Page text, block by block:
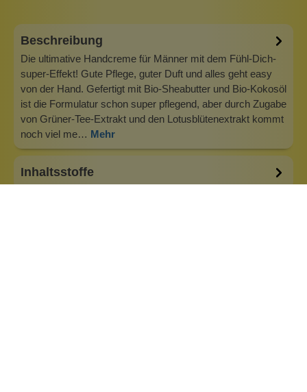
Beschreibung
Die ultimative Handcreme für Männer mit dem Fühl-Dich-
super-Effekt! Gute Pflege, guter Duft und alles geht easy
von der Hand. Gefertigt mit Bio-Sheabutter und Bio-Kokosöl
ist die Formulatur schon super pflegend, aber durch Zugabe
von Grüner-Tee-Extrakt und den Lotusblütenextrakt kommt
noch viel me… Mehr
Inhaltsstoffe